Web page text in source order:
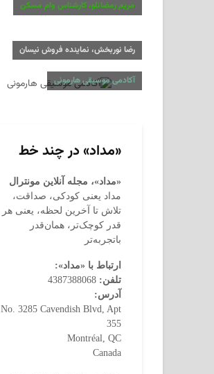
مریم رمضانلو، کارشناس وام مسکن
رضا نوربخش، نماینده فروش نیسان
آکادمی موسیقی هارمونی
«مداد» در چند خط
«مداد»، مجله آنلاین مونترال
مداد یعنی کودکی، صداقت،
تلاش تا آخرین لحظه، یعنی هر
قدر کوچک‌تر، همان‌قدر
باتجربه‌تر
ارتباط با «مداد»:
تلفن:
آدرس:
No. 3285 Cavendish Blvd, Apt
355
Montréal, QC
Canada